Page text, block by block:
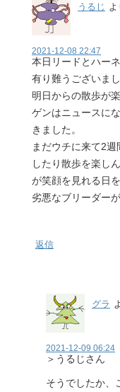
うるじ よ
2021-12-08 22:47
本日リードとハー
有り難うございまし
明日からの散歩が
ゲンはニュースに
きました。
まだウチに来て2
したり散歩を楽し
が笑顔を見れる日
劣悪なブリーダー
返信
グラ
2021-12-09 06:24
＞うるじさん
そうでしたか、